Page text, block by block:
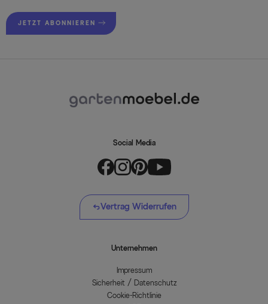
JETZT ABONNIEREN
Social Media
Vertrag Widerrufen
Unternehmen
Impressum
Sicherheit / Datenschutz
Cookie-Richtlinie